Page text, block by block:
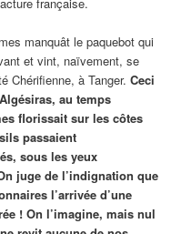
manquât le paquebot qui
et vint, naïvement, se
Chérifienne, à Tanger.Ceci
au temps
florissait sur les côtes
passaient
sous les yeux
juge de l’indignation que
l’arrivée d’une
! On l’imagine, mais nul